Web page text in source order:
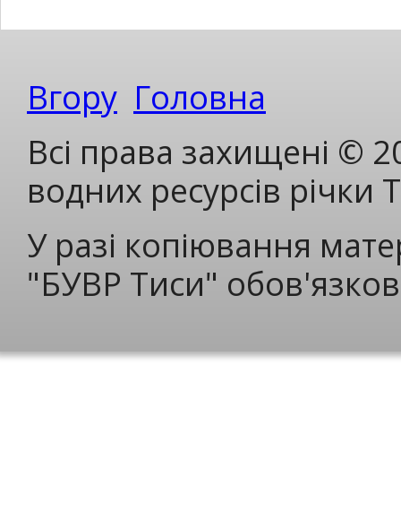
Вгору Головна
Всі права захищені ©
водних ресурсів річки
У разі копіювання
"БУВР Тиси"